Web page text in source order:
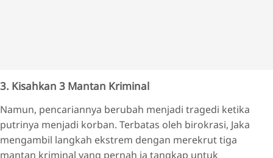
3. Kisahkan 3 Mantan Kriminal
Namun, pencariannya berubah menjadi tragedi ketika
putrinya menjadi korban. Terbatas oleh birokrasi, Jaka
mengambil langkah ekstrem dengan merekrut tiga
mantan kriminal yang pernah ia tangkap untuk